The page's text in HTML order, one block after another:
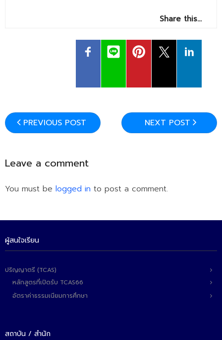
Share this…
PREVIOUS POST NEXT POST
Leave a comment
You must be logged in to post a comment.
ผู้สนใจเรียน
ปริญญาตรี (TCAS)
หลักสูตรที่เปิดรับ TCAS66
อัตราค่าธรรมเนียมการศึกษา
สถาบัน / สำนัก